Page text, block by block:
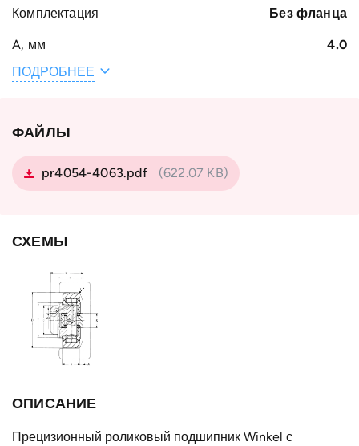
Комплектация Без фланца
A, мм 4.0
Общая ширина
Вес, кг
Ширина S, мм
B, мм
подшипника D,
Тип профиля
Тип
подшипника
диаметр d, мм
ПОДРОБНЕЕ
ФАЙЛЫ
pr4054-4063.pdf (622.07 KB)
СХЕМЫ
ОПИСАНИЕ
Прецизионный роликовый подшипник Winkel с